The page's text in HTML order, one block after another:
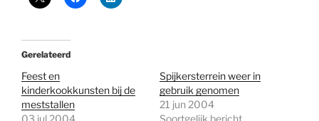
Gerelateerd
Feest en
kinderkookkunsten bij de
meststallen
03 jul 2004
Spijkersterrein weer in
gebruik genomen
21 jun 2004
Soortgelijk bericht